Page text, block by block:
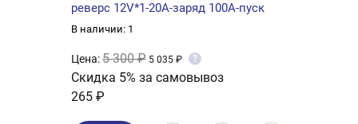
реверс 12V*1-20A-заряд 100А-пуск
В наличии: 1
Цена:5 300 ₽ 5 035 ₽ ?
Скидка 5% за самовывоз
265 ₽